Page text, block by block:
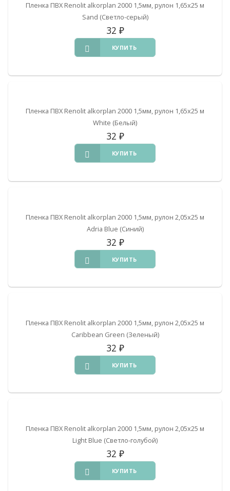
Пленка ПВХ Renolit alkorplan 2000 1,5мм, рулон 1,65х25 м
Sand (Светло-серый)
32 ₽
КУПИТЬ
Пленка ПВХ Renolit alkorplan 2000 1,5мм, рулон 1,65х25 м
White (Белый)
32 ₽
КУПИТЬ
Пленка ПВХ Renolit alkorplan 2000 1,5мм, рулон 2,05х25 м
Adria Blue (Синий)
32 ₽
КУПИТЬ
Пленка ПВХ Renolit alkorplan 2000 1,5мм, рулон 2,05х25 м
Caribbean Green (Зеленый)
32 ₽
КУПИТЬ
Пленка ПВХ Renolit alkorplan 2000 1,5мм, рулон 2,05х25 м
Light Blue (Светло-голубой)
32 ₽
КУПИТЬ